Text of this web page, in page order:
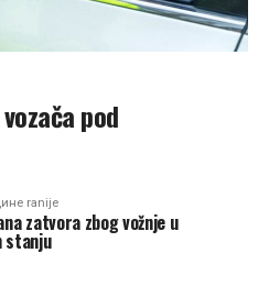
pod
ranije
zatvora zbog vožnje u
stanju